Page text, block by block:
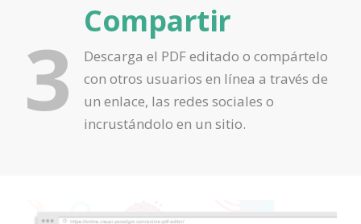
3 Compartir
Descarga el PDF editado o compártelo
con otros usuarios en línea a través de
un enlace, las redes sociales o
incrustándolo en un sitio.